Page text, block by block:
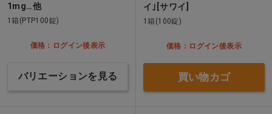
1mg…他
1箱(PTP100錠)
価格：ログイン後表示
バリエーションを見る
イ｣[サワイ]
1箱(100錠)
価格：ログイン後表示
買い物カゴ